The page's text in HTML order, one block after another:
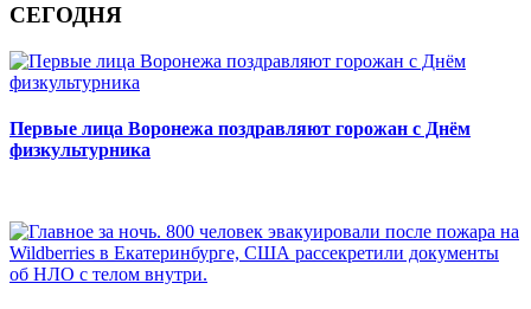
СЕГОДНЯ
Первые лица Воронежа поздравляют горожан с Днём
физкультурника